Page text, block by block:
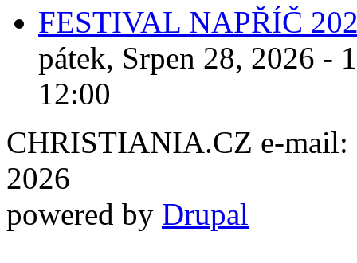
FESTIVAL NAPŘÍČ
pátek, Srpen 28, 2026 -
12:00
CHRISTIANIA.CZ e-mail:
2026
powered by Drupal